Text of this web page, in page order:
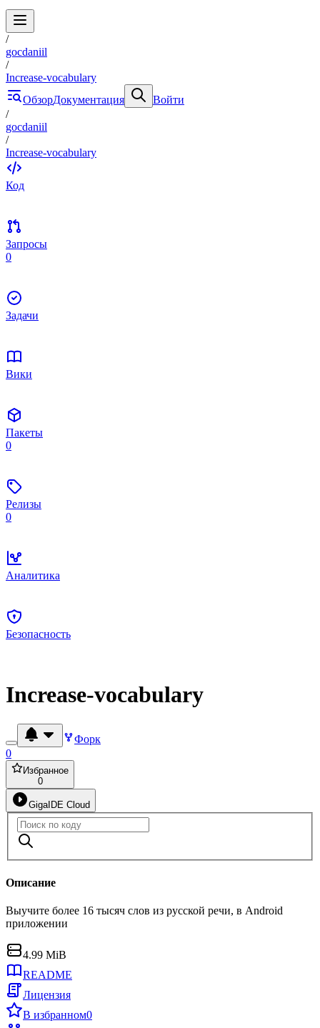
/
gocdaniil
/
Increase-vocabulary
ОбзорДокументация
Войти
/
gocdaniil
/
Increase-vocabulary
Код
Запросы
0
Задачи
Вики
Пакеты
0
Релизы
0
Аналитика
Безопасность
Increase-vocabulary
Форк
0
Избранное
0
GigaIDE Cloud
Описание
Выучите более 16 тысяч слов из русской речи, в Android
приложении
4.99 MiB
README
Лицензия
В избранном0